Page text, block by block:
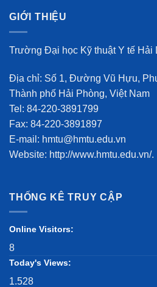
GIỚI THIỆU
Trường Đại học Kỹ thuật Y tế Hải
Địa chỉ: Số 1, Đường Vũ Hựu,
Thành phố Hải Phòng, Việt Nam
Tel: 84-220-3891799
Fax: 84-220-3891897
E-mail: hmtu@hmtu.edu.vn
Website: http://www.hmtu.edu.vn/.
THỐNG KÊ TRUY CẬP
Online Visitors:
8
Today's Views:
1.528